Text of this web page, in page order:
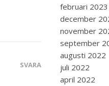
SVARA
februari 2023
december
november
september
augusti 2022
juli 2022
april 2022